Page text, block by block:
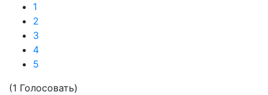
1
2
3
4
5
(1 Голосовать)